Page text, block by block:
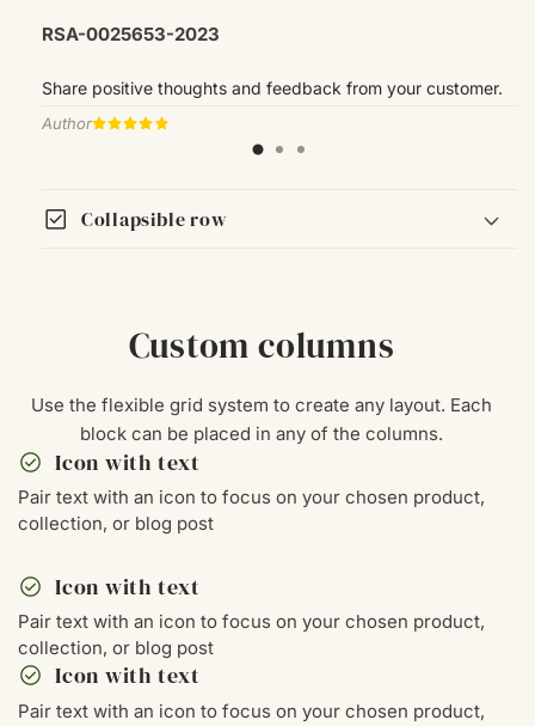
RSA-0025653-2023
Share positive thoughts and feedback from your customer.
Author
check_box Collapsible row
Custom columns
Use the flexible grid system to create any layout. Each
block can be placed in any of the columns.
check_circle Icon with text
Pair text with an icon to focus on your chosen product,
collection, or blog post
check_circle Icon with text
Pair text with an icon to focus on your chosen product,
collection, or blog post
check_circle Icon with text
Pair text with an icon to focus on your chosen product,